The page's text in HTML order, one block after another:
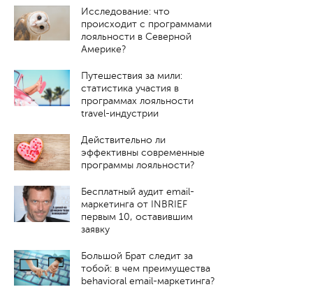
Исследование: что
происходит с программами
лояльности в Северной
Америке?
Путешествия за мили:
статистика участия в
программах лояльности
travel-индустрии
Действительно ли
эффективны современные
программы лояльности?
Бесплатный аудит email-
маркетинга от INBRIEF
первым 10, оставившим
заявку
Большой Брат следит за
тобой: в чем преимущества
behavioral email-маркетинга?